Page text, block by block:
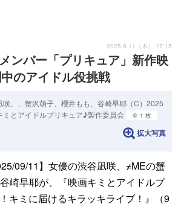
ンバー「プリキュア」新作映
のアイドル役挑戦
2025.9.11（木） 17:15
咲、、蟹沢萌子、櫻井もも、谷崎早耶（C）2025
ミとアイドルプリキュア♪製作委員会
全 1 枚
拡大写真
09/11】女優の渋谷凪咲、≠MEの蟹
崎早耶が、『映画キミとアイドルプ
キミに届けるキラッキライブ！』（9